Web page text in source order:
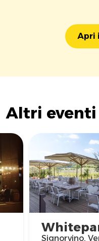
Apri
Altri eventi
Signorvino,